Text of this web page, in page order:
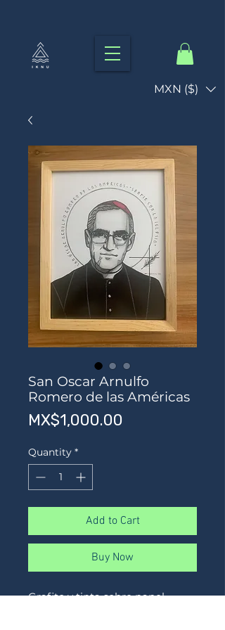
MXN ($)
San Oscar Arnulfo
Romero de las Américas
MX$1,000.00
Quantity *
Add to Cart
Buy Now
Grafito y tinta sobre papel